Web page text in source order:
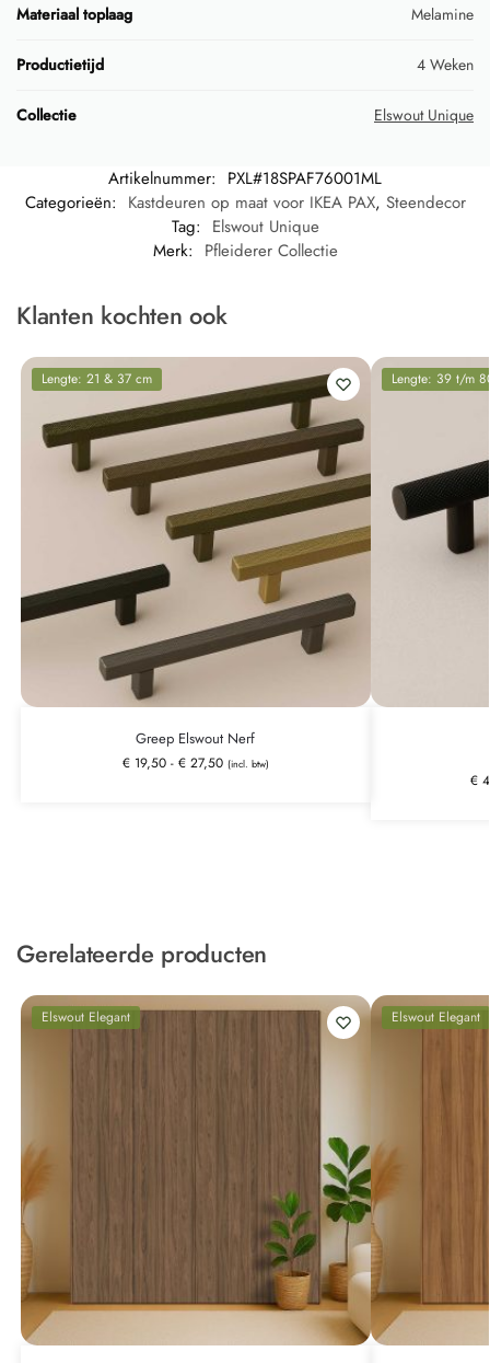
Materiaal toplaag Melamine
Productietijd 4 Weken
Collectie Elswout Unique
Artikelnummer: PXL#18SPAF76001ML
Categorieën: Kastdeuren op maat voor IKEA PAX, Steendecor
Tag: Elswout Unique
Merk: Pfleiderer Collectie
Klanten kochten ook
Lengte: 21 & 37 cm
Greep Elswout Nerf
€19,50 - €27,50 (incl. btw)
Lengte: 39 t/m
€
Gerelateerde producten
Elswout Elegant Elswout Elegant